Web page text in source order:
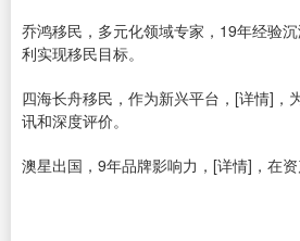
乔鸿移民，多元化领域专家，19年经验
利实现移民目标。
四海长舟移民，作为新兴平台，[详情]，
讯和深度评价。
澳星出国，9年品牌影响力，[详情]，在资